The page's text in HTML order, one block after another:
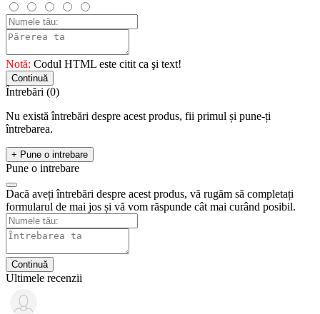
Notă: Codul HTML este citit ca şi text!
Continuă
Întrebări (0)
Nu există întrebări despre acest produs, fii primul și pune-ți
întrebarea.
+ Pune o intrebare
Pune o intrebare
Dacă aveți întrebări despre acest produs, vă rugăm să completați
formularul de mai jos și vă vom răspunde cât mai curând posibil.
Continuă
Ultimele recenzii